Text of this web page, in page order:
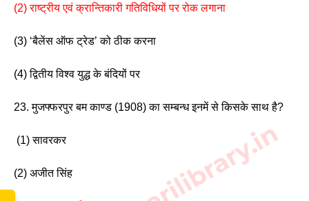
(2) राष्ट्रीय एवं क्रान्तिकारी गतिविधियों पर रोक लगाना
(3) ‘बैलेंस ऑफ ट्रेड’ को ठीक करना
(4) द्वितीय विश्व युद्ध के बंदियों पर
23. मुजफ्फरपुर बम काण्ड (1908) का सम्बन्ध इनमें से किसके साथ है?
(1) सावरकर
(2) अजीत सिंह